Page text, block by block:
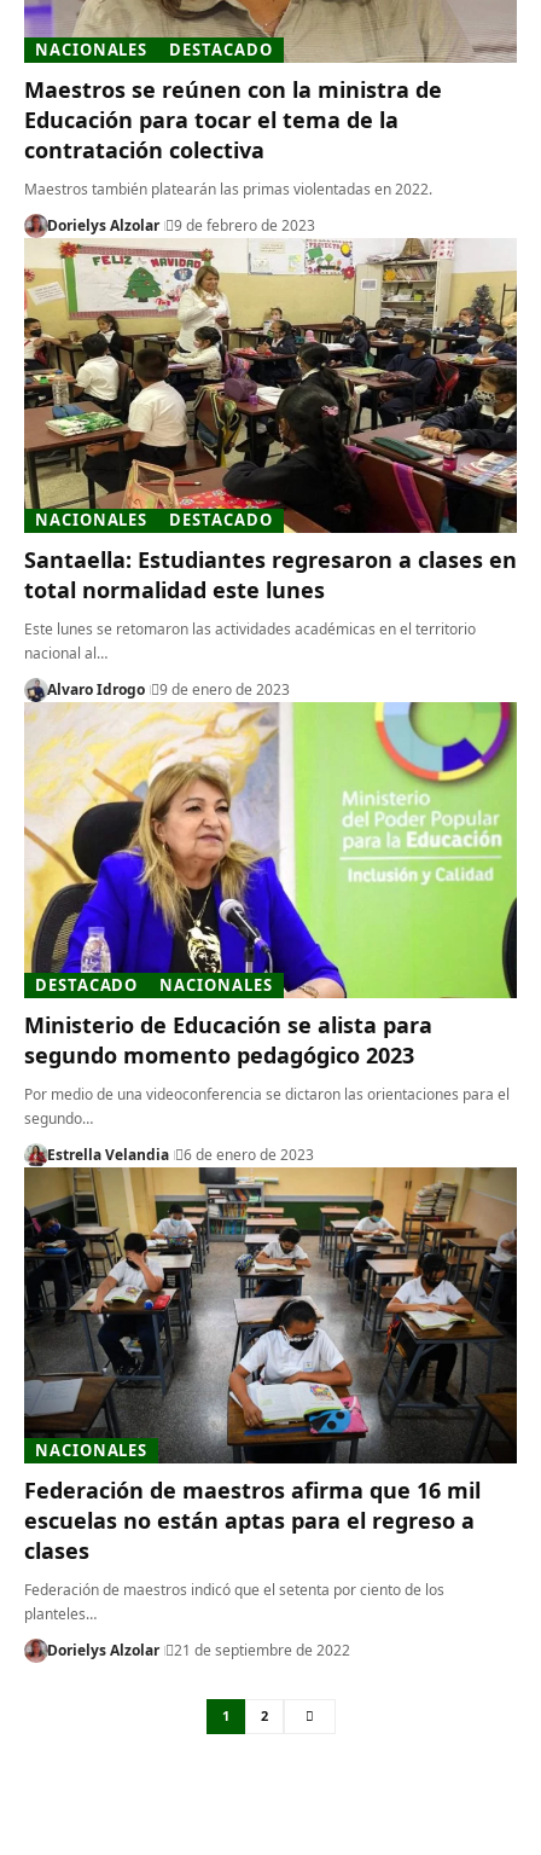
NACIONALES DESTACADO
Maestros se reúnen con la ministra de
Educación para tocar el tema de la
contratación colectiva
Maestros también platearán las primas violentadas en 2022.
Dorielys Alzolar
9 de febrero de 2023
NACIONALES DESTACADO
Santaella: Estudiantes regresaron a clases en
total normalidad este lunes
Este lunes se retomaron las actividades académicas en el territorio
nacional al…
Alvaro Idrogo
9 de enero de 2023
DESTACADO NACIONALES
Ministerio de Educación se alista para
segundo momento pedagógico 2023
Por medio de una videoconferencia se dictaron las orientaciones para el
segundo…
Estrella Velandia
6 de enero de 2023
NACIONALES
Federación de maestros afirma que 16 mil
escuelas no están aptas para el regreso a
clases
Federación de maestros indicó que el setenta por ciento de los
planteles…
Dorielys Alzolar
21 de septiembre de 2022
1 2